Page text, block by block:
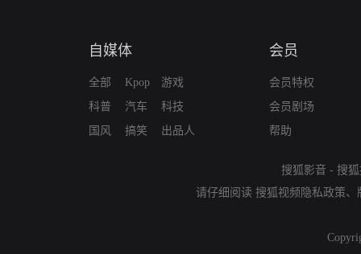
自媒体
全部
科普
国风
Kpop
汽车
搞笑
游戏
科技
出品人
会员
会员特权
会员剧场
帮助
搜狐影音 - 搜
请仔细阅读 搜狐视频隐私政策、